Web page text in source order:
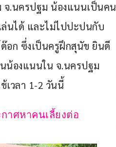
.นครปฐม น้องแนนเป็นคน
นได้ และไม่ไปปะปนกับ
อก ซึ่งเป็นครูฝึกสุนัข ยินดี
น้องแนนใน จ.นครปฐม
เวลา 1-2 วันนี้
าศหาคนเลี้ยงต่อ